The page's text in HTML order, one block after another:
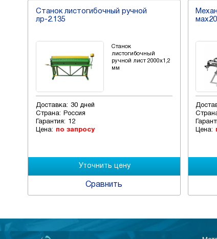
Станок листогибочный ручной
лр-2.135
Станок
листогибочный
ручной лист 2000х1,2
мм
Доставка: 30 дней
Страна:
Россия
Гарантия: 12
Цена: по запросу
Сравнить
Цена: